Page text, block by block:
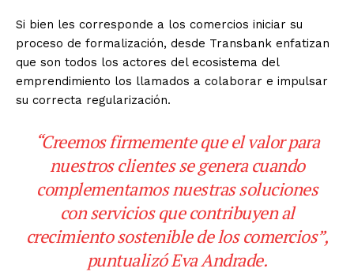
Si bien les corresponde a los comercios iniciar su
proceso de formalización, desde Transbank enfatizan
que son todos los actores del ecosistema del
emprendimiento los llamados a colaborar e impulsar
su correcta regularización.
“Creemos firmemente que el valor para
nuestros clientes se genera cuando
complementamos nuestras soluciones
con servicios que contribuyen al
crecimiento sostenible de los comercios”,
puntualizó Eva Andrade.